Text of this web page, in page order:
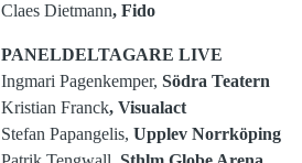
Claes Dietmann, Fido
PANELDELTAGARE LIVE
Ingmari Pagenkemper, Södra Teatern
Kristian Franck, Visualact
Stefan Papangelis, Upplev Norrköping